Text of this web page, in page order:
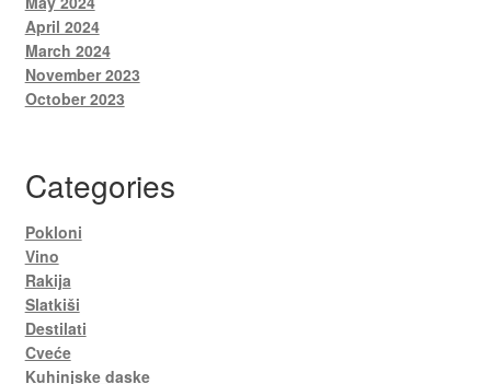
April 2024
March 2024
November 2023
October 2023
Categories
Pokloni
Vino
Rakija
Slatkiši
Destilati
Cveće
Kuhinjske daske